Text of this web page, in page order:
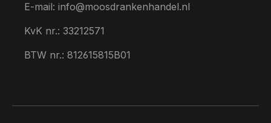
E-mail: info@moosdrankenhandel.nl
KvK nr.: 33212571
BTW nr.: 812615815B01